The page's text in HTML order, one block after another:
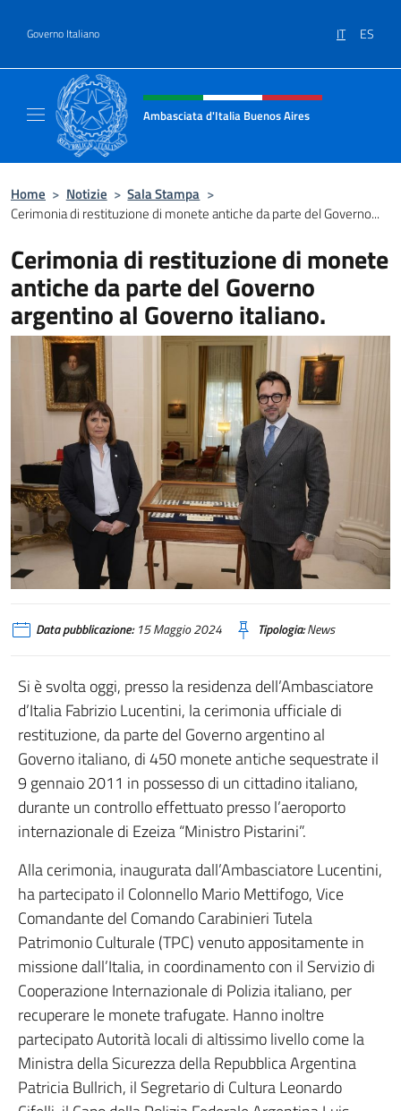
Governo Italiano IT ES
Intestazione sito, social e menù
Ambasciata d'Italia Buenos Aires
Home > Notizie > Sala Stampa >
Cerimonia di restituzione di monete antiche da parte del Governo...
Cerimonia di restituzione di monete
antiche da parte del Governo
argentino al Governo italiano.
Data pubblicazione:15 Maggio 2024 Tipologia:News
Si è svolta oggi, presso la residenza dell’Ambasciatore
d’Italia Fabrizio Lucentini, la cerimonia ufficiale di
restituzione, da parte del Governo argentino al
Governo italiano, di 450 monete antiche sequestrate il
9 gennaio 2011 in possesso di un cittadino italiano,
durante un controllo effettuato presso l’aeroporto
internazionale di Ezeiza “Ministro Pistarini”.
Alla cerimonia, inaugurata dall’Ambasciatore Lucentini,
ha partecipato il Colonnello Mario Mettifogo, Vice
Comandante del Comando Carabinieri Tutela
Patrimonio Culturale (TPC) venuto appositamente in
missione dall’Italia, in coordinamento con il Servizio di
Cooperazione Internazionale di Polizia italiano, per
recuperare le monete trafugate. Hanno inoltre
partecipato Autorità locali di altissimo livello come la
Ministra della Sicurezza della Repubblica Argentina
Patricia Bullrich, il Segretario di Cultura Leonardo